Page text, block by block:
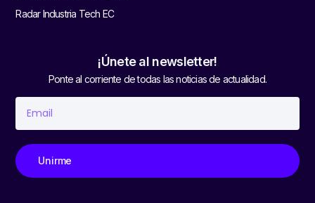
Radar Industria Tech EC
¡Únete al newsletter!
Ponte al corriente de todas las noticias de actualidad.
Unirme